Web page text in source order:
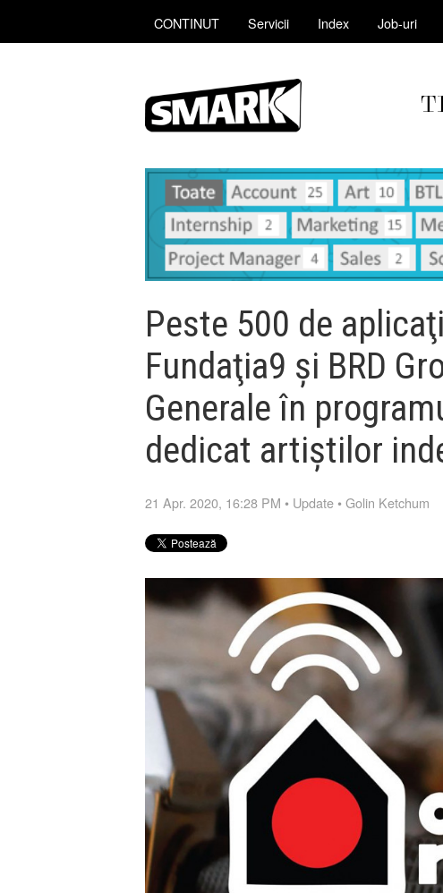
CONTINUT Servicii Index Job-uri
Peste 500 de
Fundaţia9 şi BRD
Generale în
dedicat artiștilor
21 Apr. 2020, 16:28 PM • Update •Golin Ketchum